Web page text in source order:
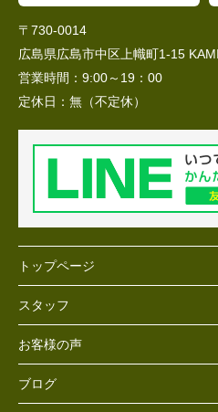
〒730-0014
広島県広島市中区上幟町1-15
営業時間： 9:00～19：00
定休日： 無（不定休）
トップページ
スタッフ
お客様の声
ブログ